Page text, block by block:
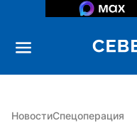
НовостиСпецоперация